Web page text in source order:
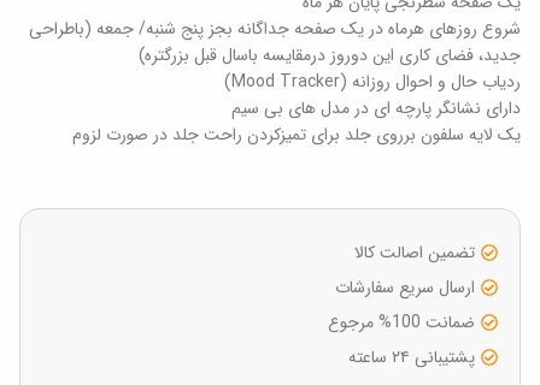
شروع روزهای هرماه در یک صفحه جداگانه بجز پنج شنبه/ جمعه (باطراحی
جدید، فضای کاری این دوروز درمقایسه باسال قبل بزرگتره)
ردیاب حال و احوال روزانه (Mood Tracker)
دارای نشانگر پارچه ای در مدل های بی سیم
یک لایه سلفون برروی جلد برای تمیزکردن راحت جلد در صورت لزوم
تضمین اصالت کالا
ارسال سریع سفارشات
ضمانت 100% مرجوع
پشتیبانی ۲۴ ساعته